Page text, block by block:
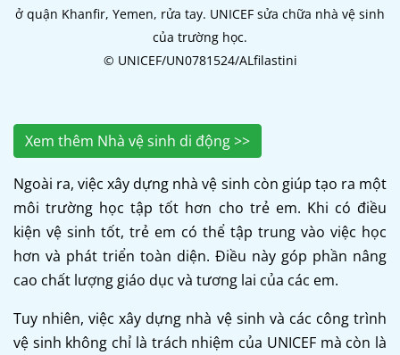
ở quận Khanfir, Yemen, rửa tay. UNICEF sửa chữa nhà vệ sinh
của trường học.
© UNICEF/UN0781524/ALfilastini
Xem thêm Nhà vệ sinh di động >>
Ngoài ra, việc xây dựng nhà vệ sinh còn giúp tạo ra một
môi trường học tập tốt hơn cho trẻ em. Khi có điều
kiện vệ sinh tốt, trẻ em có thể tập trung vào việc học
hơn và phát triển toàn diện. Điều này góp phần nâng
cao chất lượng giáo dục và tương lai của các em.
Tuy nhiên, việc xây dựng nhà vệ sinh và các công trình
vệ sinh không chỉ là trách nhiệm của UNICEF mà còn là